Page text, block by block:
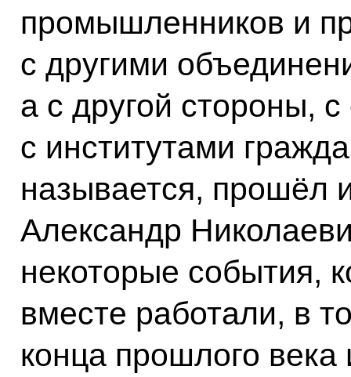
промышленников и
с другими
а с другой стороны,
с институтами
называется, прошёл
Александр
некоторые события,
вместе работали, в
конца прошлого века